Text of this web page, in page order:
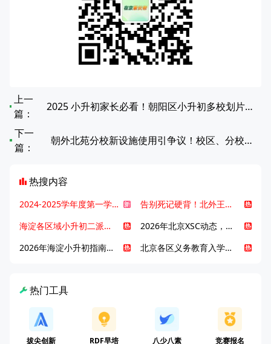
上一
篇：
2025 小升初家长必看！朝阳区小升初多校划片对应中学全览
下一
篇：
朝外北苑分校新设施使用引争议！校区、分校区别大
热搜内容
2024-2025学年度第一学期北京各区期末考试真题试卷汇总
告别死记硬背！北外王牌精读词汇课，帮孩子突破英语词汇难关
海淀各区域小升初二派全攻略合集！区域一至五志愿填报、升学策略详解
2026年北京XSC动态，持续更新中ing...
2026年海淀小升初指南，一文了解招生政策要点
北京各区义务教育入学咨询电话汇总，25年小升初家长提前收藏
热门工具
拔尖创新 RDF早培 八少八素 竞赛报名